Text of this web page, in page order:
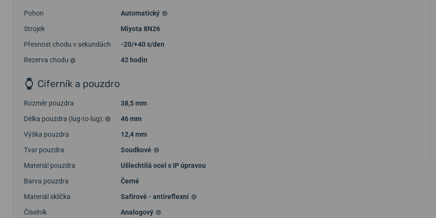
Pohon
Automatický
Strojek
Miyota 8N26
Přesnost chodu v sekundách
-20/+40 s/den
Rezerva chodu
42 hodin
Ciferník a pouzdro
Rozměr pouzdra
38,5 mm
Délka pouzdra (lug-to-lug):
46 mm
Výška pouzdra
12,4 mm
Tvar pouzdra
Soudkové
Materiál pouzdra
Ušlechtilá ocel s IP úpravou
Barva pouzdra
Černé
Materiál sklíčka
Safírové - antireflexní
Číselník
Analogový